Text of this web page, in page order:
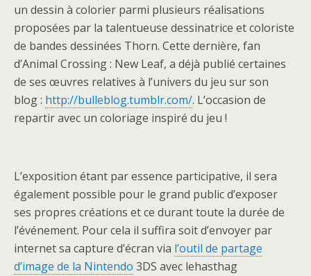
un dessin à colorier parmi plusieurs réalisations
proposées par la talentueuse dessinatrice et coloriste
de bandes dessinées Thorn. Cette dernière, fan
d’Animal Crossing : New Leaf, a déjà publié certaines
de ses œuvres relatives à l’univers du jeu sur son
blog : http://bulleblog.tumblr.com/. L’occasion de
repartir avec un coloriage inspiré du jeu !
L’exposition étant par essence participative, il sera
également possible pour le grand public d’exposer
ses propres créations et ce durant toute la durée de
l’événement. Pour cela il suffira soit d’envoyer par
internet sa capture d’écran via l’outil de partage
d’image de la Nintendo 3DS avec lehasthag